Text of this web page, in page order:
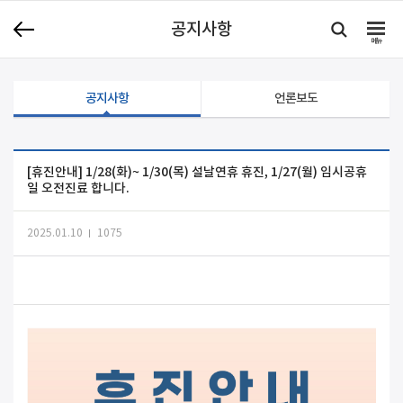
공지사항
메뉴
공지사항 언론보도
[휴진안내] 1/28(화)~ 1/30(목) 설날연휴 휴진, 1/27(월) 임시공휴
일 오전진료 합니다.
2025.01.10 1075